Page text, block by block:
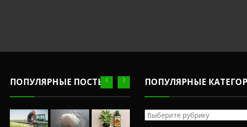
ПОПУЛЯРНЫЕ ПОСТЫ ПОПУЛЯРНЫЕ
Популярные